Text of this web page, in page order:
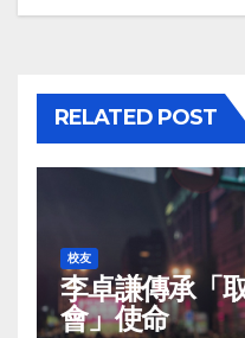
RELATED POST
校友
李卓謙傳承「
會」使命